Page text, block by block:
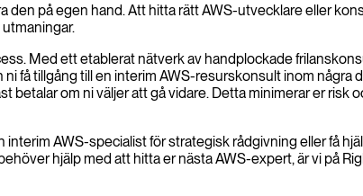
på egen hand. Att hitta rätt AWS-utvecklare eller
Med ett etablerat nätverk av handplockade
få tillgång till en interim AWS-resurskonsult inom några
om ni väljer att gå vidare. Detta minimerar er risk
AWS-specialist för strategisk rådgivning eller få
hjälp med att hitta er nästa AWS-expert, är vi på